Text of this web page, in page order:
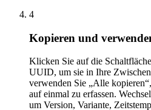
4
Kopieren und
Klicken Sie auf die
UUID, um sie in Ihre
verwenden Sie „Alle
auf einmal zu erfassen.
um Version, Variante,